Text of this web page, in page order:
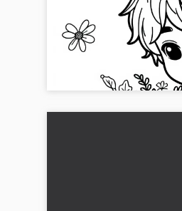
Barn samler
tegneserie bilde
La barnet lage en bukett
det flotte malebildet gratis!...